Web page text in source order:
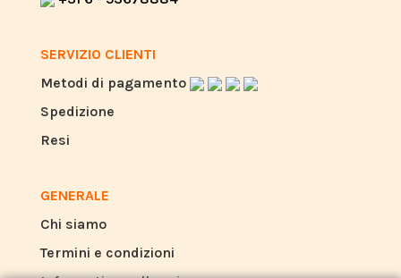
SERVIZIO CLIENTI
Metodi di pagamento
Spedizione
Resi
GENERALE
Chi siamo
Termini e condizioni